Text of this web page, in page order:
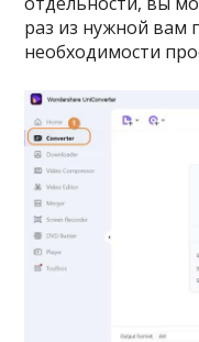
раз из нужной вам
необходимости